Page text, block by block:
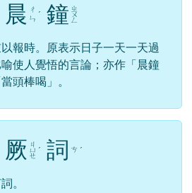
晨
ㄔ
ㄣ ˊ 鐘 ㄓ
ㄨ
ㄥ
報時。原表示日子一天一天過
使人覺悟的言論；亦作「晨鐘
頭棒喝」。
厥 ㄐ
ㄩ
ㄝ
ˊ 詞 ㄘ ˊ
。